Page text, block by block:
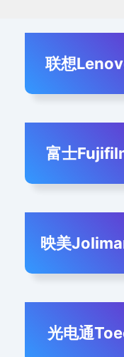
联想
富士
映美
光电通